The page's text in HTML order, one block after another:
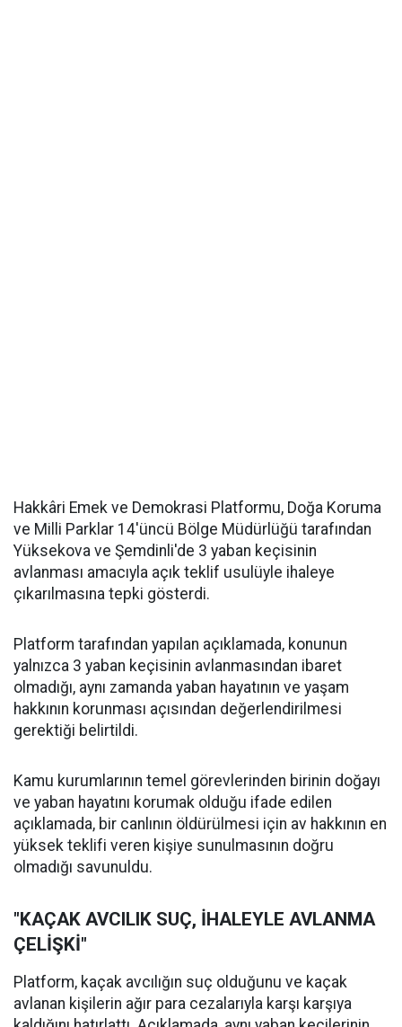
Hakkâri Emek ve Demokrasi Platformu, Doğa Koruma
ve Milli Parklar 14'üncü Bölge Müdürlüğü tarafından
Yüksekova ve Şemdinli'de 3 yaban keçisinin
avlanması amacıyla açık teklif usulüyle ihaleye
çıkarılmasına tepki gösterdi.
Platform tarafından yapılan açıklamada, konunun
yalnızca 3 yaban keçisinin avlanmasından ibaret
olmadığı, aynı zamanda yaban hayatının ve yaşam
hakkının korunması açısından değerlendirilmesi
gerektiği belirtildi.
Kamu kurumlarının temel görevlerinden birinin doğayı
ve yaban hayatını korumak olduğu ifade edilen
açıklamada, bir canlının öldürülmesi için av hakkının en
yüksek teklifi veren kişiye sunulmasının doğru
olmadığı savunuldu.
"KAÇAK AVCILIK SUÇ, İHALEYLE AVLANMA
ÇELİŞKİ"
Platform, kaçak avcılığın suç olduğunu ve kaçak
avlanan kişilerin ağır para cezalarıyla karşı karşıya